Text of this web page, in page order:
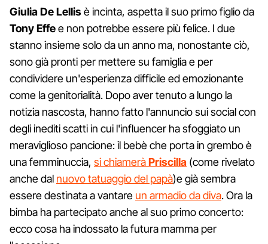
Giulia De Lellisè incinta, aspetta il suo primo figlio da
Tony Effee non potrebbe essere più felice. I due
stanno insieme solo da un anno ma, nonostante ciò,
sono già pronti per mettere su famiglia e per
condividere un'esperienza difficile ed emozionante
come la genitorialità. Dopo aver tenuto a lungo la
notizia nascosta, hanno fatto l'annuncio sui social con
degli inediti scatti in cui l'influencer ha sfoggiato un
meraviglioso pancione: il bebè che porta in grembo è
una femminuccia, si chiameràPriscilla (come rivelato
anche dal nuovo tatuaggio del papà)e già sembra
essere destinata a vantare un armadio da diva. Ora la
bimba ha partecipato anche al suo primo concerto:
ecco cosa ha indossato la futura mamma per